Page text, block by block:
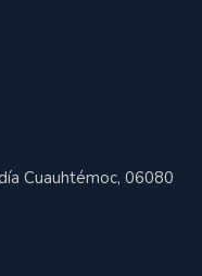
Cuauhtémoc, 06080